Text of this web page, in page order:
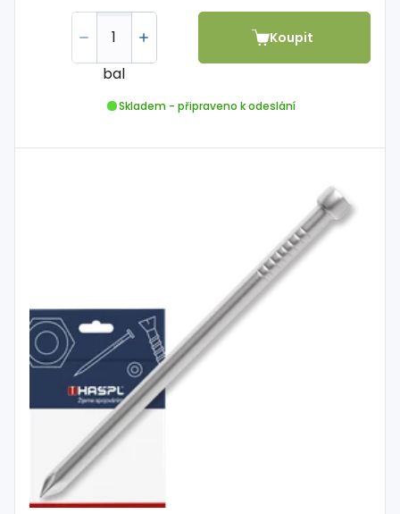
bal
Koupit
Skladem - připraveno k odeslání